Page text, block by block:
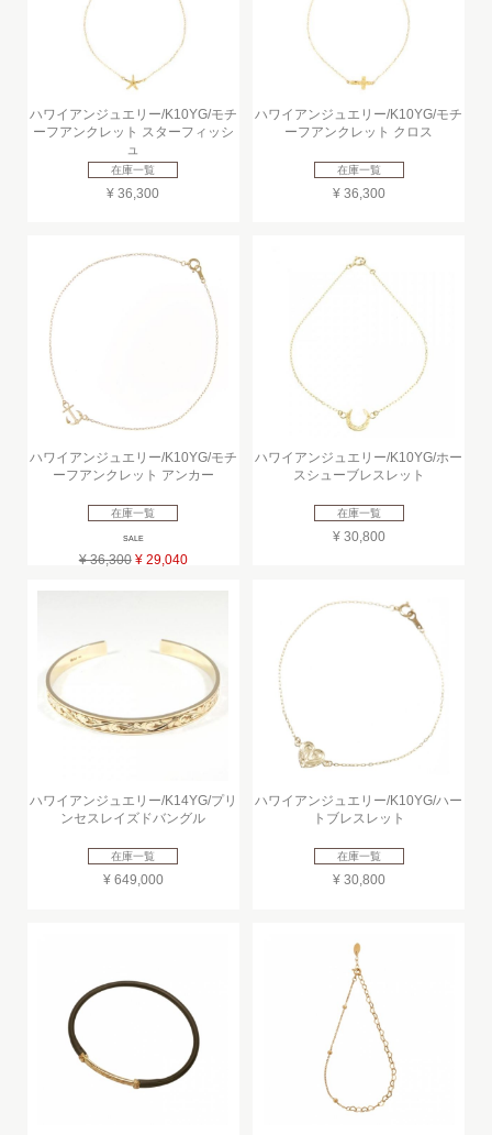
ハワイアンジュエリー/K10YG/モチ
ーフアンクレット スターフィッシ
ュ
在庫一覧
¥ 36,300
ハワイアンジュエリー/K10YG/モチ
ーフアンクレット クロス
在庫一覧
¥ 36,300
ハワイアンジュエリー/K10YG/モチ
ーフアンクレット アンカー
在庫一覧
SALE
¥ 36,300 ¥ 29,040
ハワイアンジュエリー/K10YG/ホー
スシューブレスレット
在庫一覧
¥ 30,800
ハワイアンジュエリー/K14YG/プリ
ンセスレイズドバングル
在庫一覧
¥ 649,000
ハワイアンジュエリー/K10YG/ハー
トブレスレット
在庫一覧
¥ 30,800